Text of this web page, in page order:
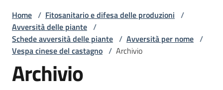
produzioni
Avversità
delle
piante
Home / Fitosanitario e difesa delle produzioni /
Avversità delle piante /
Schede avversità delle piante / Avversità per nome /
Vespa cinese del castagno / Archivio
Archivio